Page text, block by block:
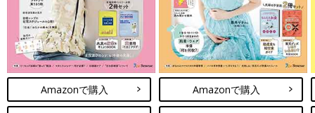
Amazonで購入 Amazonで購入